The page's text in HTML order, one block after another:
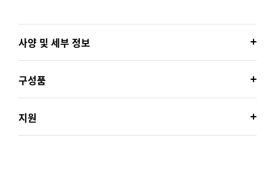
사양 및 세부 정보
구성품
지원